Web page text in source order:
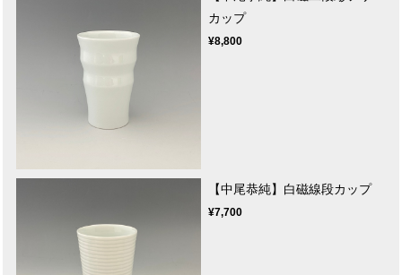
カップ
¥8,800
【中尾恭純】白磁線段カップ
¥7,700